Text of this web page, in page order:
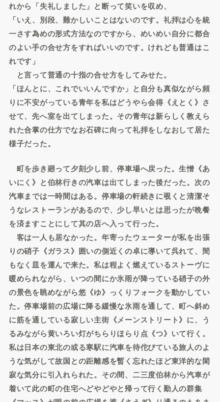
れから「失礼しました」と断って笑いを収め、
「いえ、別段、難かしいことはないのです。礼拝は心を統
一さす為めの形式方法なのですから、めいめい自分に都合
のよい手の合せ方をすればいいのです。けれども普通はこ
れです」
と言って普通の十指の合せ方をしてみせた。
「ほんとに、これでいいんですか」と自分も真似ながら頻
りに不安がっている青年を私はどうやら会得《えとく》さ
せて、先へ室を出てしまった。その青年は新らしく教えら
れた合掌の仕方でなお石碑に向って礼拝をしなおして居た
様子だった。
町を歩き廻って夕刻少し前、停車場へ戻った。生憎《あ
いにく》と伯林行きの汽車は出てしまった後だった。次の
汽車までは一時間はある。停車場の軒続きに覗くと清潔そ
うなレストーランがあるので、少し早いとは思ったが晩餐
を済ますことにして其の店へ入って行った。
客は一人も居なかった。年寄ったウェーターが私を出張
りの硝子《ガラス》囲いの側近くの卓に導いて呉れて、間
もなく皿を運んで来た。私は程よく燃えているストーヴに
暖められながら、いつの間にか氷雨が降っている硝子の外
の景色を眺めながら悠《ゆ》っくりフォークを動かしてい
た。停車場前の広場に降る緩慢な氷雨を通して、町へ斜め
に筋を通している寂しい主街《メーンストリート》に、う
るみながら黄いろい灯がちらりほらり点《つ》いて行く。
私は日本の東北の或る寒駅に汽車を待佗びている旅人のよ
うな気がして故国との距離感を暫く忘れたほど東洋的な閑
寂な気分に引入れられた。その間、二三度伯林から汽車が
着いて此の町の住宅へどやどやと帰って行く勤人の群集